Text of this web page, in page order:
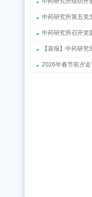
中药研究所第五
中药研究所召开
【喜报】中药研
2026年春节前夕